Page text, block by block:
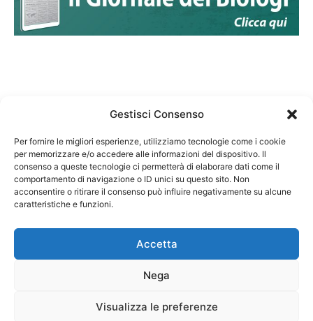
Gestisci Consenso
Per fornire le migliori esperienze, utilizziamo tecnologie come i cookie
per memorizzare e/o accedere alle informazioni del dispositivo. Il
consenso a queste tecnologie ci permetterà di elaborare dati come il
comportamento di navigazione o ID unici su questo sito. Non
acconsentire o ritirare il consenso può influire negativamente su alcune
caratteristiche e funzioni.
Accetta
Nega
Visualizza le preferenze
Federazione Nazionale Degli Ordini dei Biologi:
codice fiscale 80069130583
Responsabile sito internet www.fnob.it:
Privacy Policy Cookie Policy